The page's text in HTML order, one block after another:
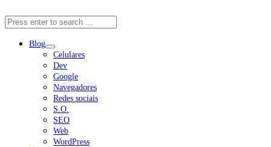
Blog
Celulares
Dev
Google
Navegadores
Redes sociais
S.O.
SEO
Web
WordPress